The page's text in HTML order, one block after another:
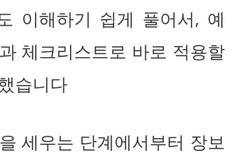
이해하기 쉽게 풀어서, 예
체크리스트로 바로 적용할
습니다
세우는 단계에서부터 장보